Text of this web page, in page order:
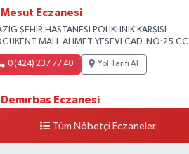
Mesut Eczanesi
ŞEHİR HASTANESİ POLİKLİNİK KARŞISI
MAH. AHMET YESEVİ CAD. NO:25 CC
0 (424) 237 77 40 Yol Tarifi Al
Demırbas Eczanesi
Tüm Nöbetçi Eczaneler